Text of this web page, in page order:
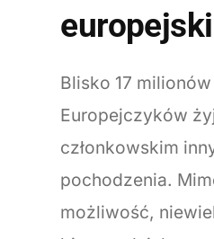
Blisko 17 milionów
Europejczyków
członkowskim
pochodzenia.
możliwość,